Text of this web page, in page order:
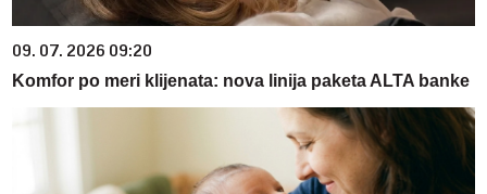
09. 07. 2026 09:20
Komfor po meri klijenata: nova linija paketa ALTA banke